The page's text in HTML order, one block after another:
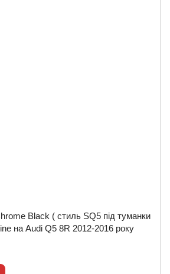
Black ( стиль SQ5 під туманки
на Audi Q5 8R 2012-2016 року